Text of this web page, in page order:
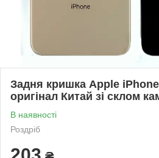
Задня кришка Apple
оригінал Китай зі склом
В наявності
Роздріб